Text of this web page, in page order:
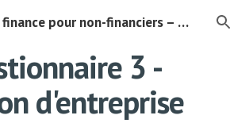
Skip to navigation
Formations en finance pour non-financiers – Comprendre les chiffres de son entreprise"
3 -
d'entreprise